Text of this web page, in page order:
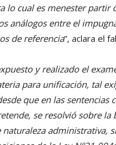
lo cual es menester partir
análogos entre el
de referencia”, aclara el
y realizado el
para unificación, tal
que en las sentencias
se resolvió sobre la
administrativa,